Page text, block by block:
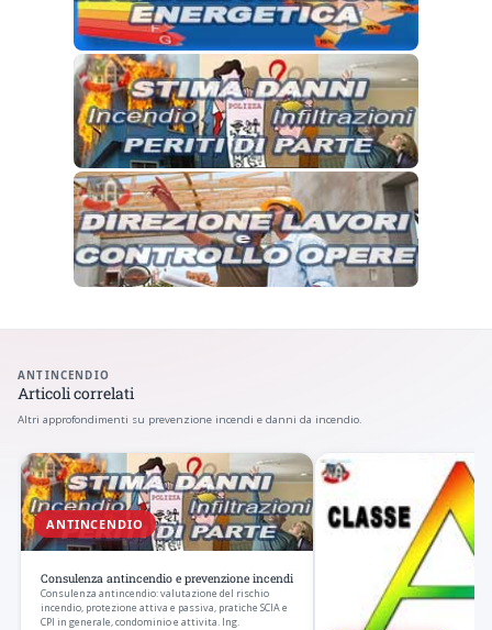
ANTINCENDIO
Articoli correlati
Altri approfondimenti su prevenzione incendi e danni da incendio.
ANTINCENDIO
Consulenza antincendio e prevenzione incendi
Consulenza antincendio: valutazione del rischio
incendio, protezione attiva e passiva, pratiche SCIA e
CPI in generale, condominio e attivita. Ing.